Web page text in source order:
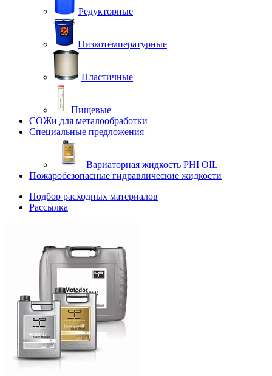
Редукторные
Низкотемпературные
Пластичные
Пищевые
СОЖи для металообработки
Специальные предложения
Вариаторная жидкость PHI OIL
Пожаробезопасные гидравлические жидкости
Подбор расходных материалов
Рассылка